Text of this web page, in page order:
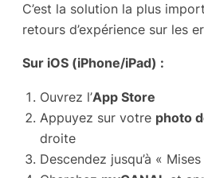
C’est la solution la plus
retours d’expérience sur les
Sur iOS (iPhone/iPad) :
Ouvrez l’App Store
Appuyez sur votre photo
droite
Descendez jusqu’à «